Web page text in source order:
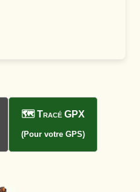
🗺️ Tracé GPX
(Pour votre GPS)